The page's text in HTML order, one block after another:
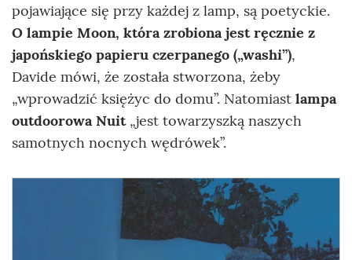
pojawiające się przy każdej z lamp, są poetyckie.
O lampie Moon, która zrobiona jest ręcznie z
japońskiego papieru czerpanego („washi”),
Davide mówi, że została stworzona, żeby
„wprowadzić księżyc do domu”. Natomiast lampa
outdoorowa Nuit„jest towarzyszką naszych
samotnych nocnych wędrówek”.